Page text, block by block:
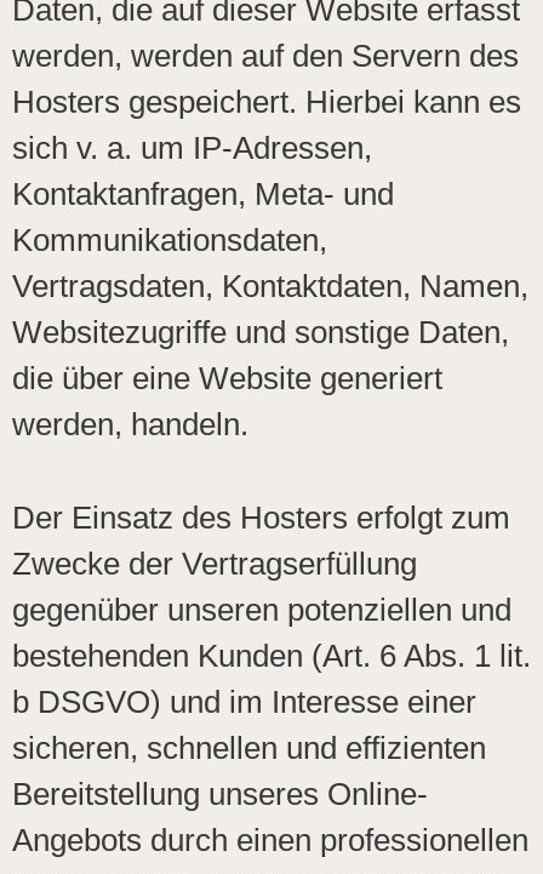
Daten, die auf dieser Website erfasst
werden, werden auf den Servern des
Hosters gespeichert. Hierbei kann es
sich v. a. um IP-Adressen,
Kontaktanfragen, Meta- und
Kommunikationsdaten,
Vertragsdaten, Kontaktdaten, Namen,
Websitezugriffe und sonstige Daten,
die über eine Website generiert
werden, handeln.
Der Einsatz des Hosters erfolgt zum
Zwecke der Vertragserfüllung
gegenüber unseren potenziellen und
bestehenden Kunden (Art. 6 Abs. 1 lit.
b DSGVO) und im Interesse einer
sicheren, schnellen und effizienten
Bereitstellung unseres Online-
Angebots durch einen professionellen